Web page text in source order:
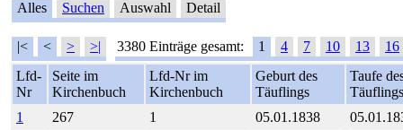
Alles Suchen Auswahl Detail
|< < > >| 3380 Einträge gesamt: 1 4 7 10 13
16
Lfd-
Nr
Seite im
Kirchenbuch
Lfd-Nr im
Kirchenbuch
Geburt des
Täuflings
Taufe
Täuflings
1
267 1 05.01.1838